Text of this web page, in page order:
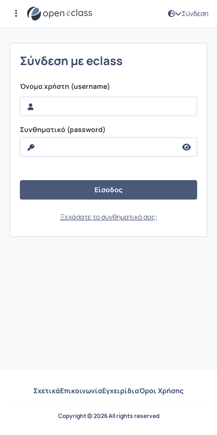
Σύνδεση
Σύνδεση
Σύνδεση με eclass
Όνομα χρήστη (username)
Συνθηματικό (password)
Ξεχάσατε το συνθηματικό σας;
ΣχετικάΕπικοινωνίαΕγχειρίδιαΌροι Χρήσης
Copyright © 2026 All rights reserved